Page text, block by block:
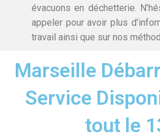
évacuons en déchetterie.
appeler pour avoir plus
travail ainsi que sur nos
Marseille
Service
tout le